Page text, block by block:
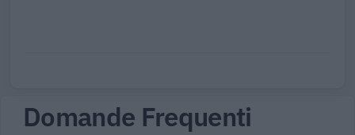
Domande Frequenti